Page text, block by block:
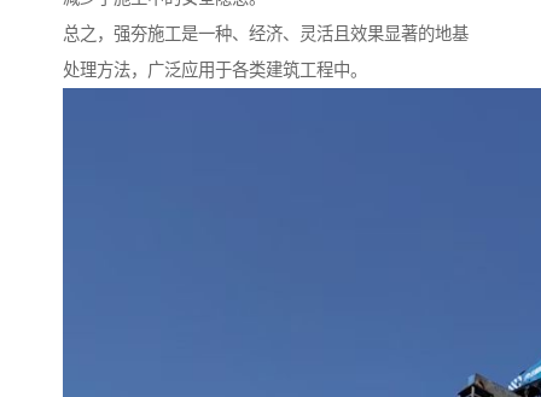
总之，强夯施工是一种、经济、灵活且效果显著的地基
处理方法，广泛应用于各类建筑工程中。